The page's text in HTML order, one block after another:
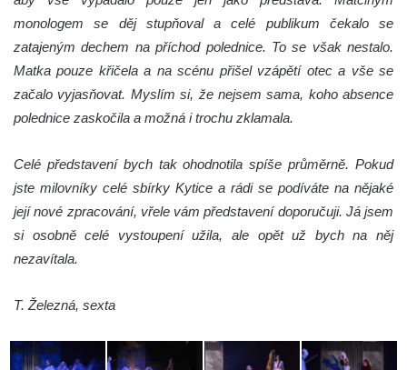
monologem se děj stupňoval a celé publikum čekalo se
zatajeným dechem na příchod polednice. To se však nestalo.
Matka pouze křičela a na scénu přišel vzápětí otec a vše se
začalo vyjasňovat. Myslím si, že nejsem sama, koho absence
polednice zaskočila a možná i trochu zklamala.
Celé představení bych tak ohodnotila spíše průměrně. Pokud
jste milovníky celé sbírky Kytice a rádi se podíváte na nějaké
její nové zpracování, vřele vám představení doporučuji. Já jsem
si osobně celé vystoupení užila, ale opět už bych na něj
nezavítala.
T. Železná, sexta